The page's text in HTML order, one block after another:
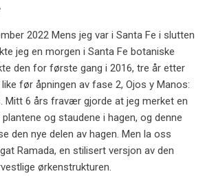
2022 Mens jeg var i Santa Fe i slutten
jeg en morgen i Santa Fe botaniske
den for første gang i 2016, tre år etter
før åpningen av fase 2, Ojos y Manos:
Mitt 6 års fravær gjorde at jeg merket en
og staudene i hagen, og denne
den nye delen av hagen. Men la oss
Ramada, en stilisert versjon av den
ørkenstrukturen.